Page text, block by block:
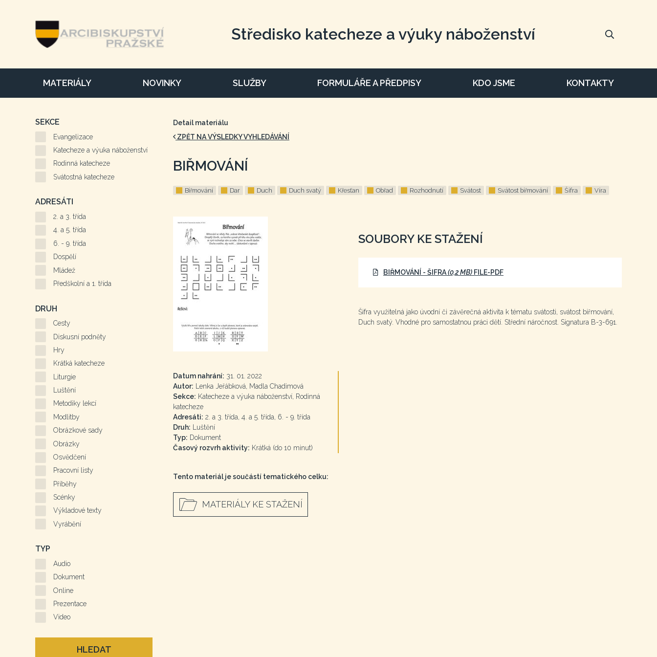
Středisko katecheze a výuky náboženství
MATERIÁLY NOVINKY SLUŽBY FORMULÁŘE A PŘEDPISY KDO JSME KONTAKTY
Detail materiálu
ZPĚT NA VÝSLEDKY VYHLEDÁVÁNÍ
BIŘMOVÁNÍ
Biřmování Dar Duch Duch svatý Křesťan Obřad Rozhodnutí Svátost Svátost biřmování Šifra Víra
Datum nahrání: 31. 01. 2022
Autor: Lenka Jeřábková, Madla Chadimová
Sekce: Katecheze a výuka náboženství, Rodinná
katecheze
Adresáti: 2. a 3. třída, 4. a 5. třída, 6. - 9. třída
Druh: Luštění
Typ: Dokument
Časový rozvrh aktivity: Krátká (do 10 minut)
Tento materiál je součástí tematického celku:
MATERIÁLY KE STAŽENÍ
SOUBORY KE STAŽENÍ
BIŘMOVÁNÍ - ŠIFRA(0,2 MB) FILE-PDF
Šifra využitelná jako úvodní či závěrečná aktivita k tématu svátosti, svátost biřmování,
Duch svatý. Vhodné pro samostatnou práci dětí. Střední náročnost. Signatura B-3-691.
SEKCE
Evangelizace
Katecheze a výuka náboženství
Rodinná katecheze
Svátostná katecheze
ADRESÁTI
2. a 3. třída
4. a 5. třída
6. - 9. třída
Dospělí
Mládež
Předškolní a 1. třída
DRUH
Cesty
Diskusní podněty
Hry
Krátká katecheze
Liturgie
Luštění
Metodiky lekcí
Modlitby
Obrázkové sady
Obrázky
Osvědčení
Pracovní listy
Příběhy
Scénky
Výkladové texty
Vyrábění
TYP
Audio
Dokument
Online
Prezentace
Video
HLEDAT